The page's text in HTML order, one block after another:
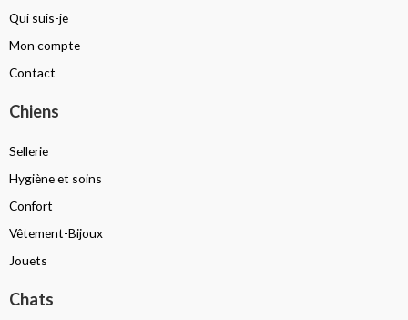
Qui suis-je
Mon compte
Contact
Chiens
Sellerie
Hygiène et soins
Confort
Vêtement-Bijoux
Jouets
Chats